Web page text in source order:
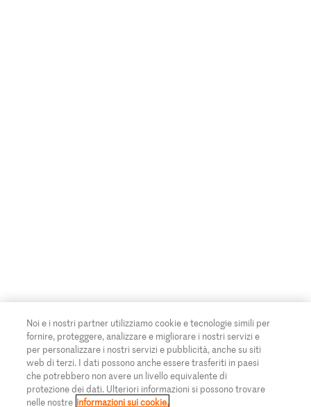
Noi e i nostri partner utilizziamo cookie e tecnologie simili per
fornire, proteggere, analizzare e migliorare i nostri servizi e
per personalizzare i nostri servizi e pubblicità, anche su siti
web di terzi. I dati possono anche essere trasferiti in paesi
che potrebbero non avere un livello equivalente di
protezione dei dati. Ulteriori informazioni si possono trovare
nelle nostre informazioni sui cookie.